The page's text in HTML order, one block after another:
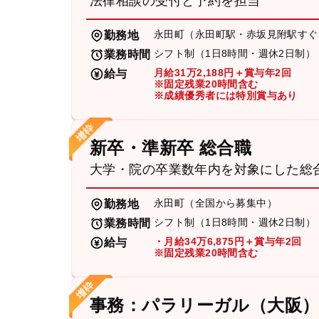
勤務地 永田町（永田町駅・赤坂見附駅すぐ
業務時間 シフト制（1日8時間・週休2日制）
給与
月給31万2,188円＋賞与年2回
※固定残業20時間含む
※成績優秀者には特別賞与あり
新卒・準新卒 総合職
大学・院の卒業数年内を対象にした総
勤務地 永田町（全国から募集中）
業務時間 シフト制（1日8時間・週休2日制）
給与
・月給34万6,875円＋賞与年2回
※固定残業20時間含む
事務：パラリーガル（大阪）